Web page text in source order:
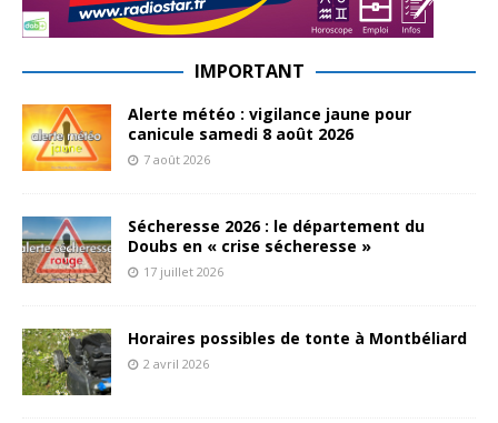
IMPORTANT
Alerte météo : vigilance jaune pour
canicule samedi 8 août 2026
7 août 2026
Sécheresse 2026 : le département du
Doubs en « crise sécheresse »
17 juillet 2026
Horaires possibles de tonte à Montbéliard
2 avril 2026